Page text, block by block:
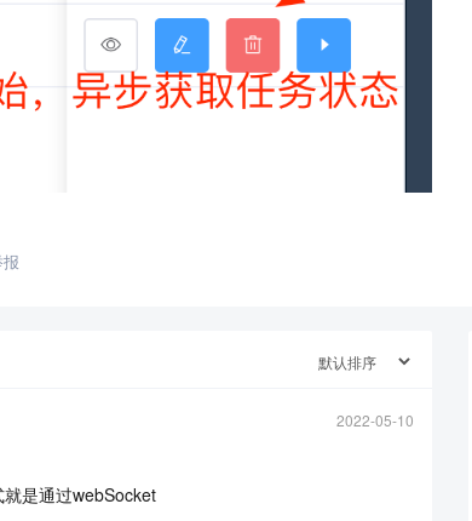
2022-05-10
是通过webSocket